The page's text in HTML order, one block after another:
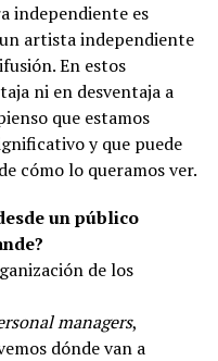
independiente es
artista independiente
En estos
ni en desventaja a
que estamos
y que puede
cómo lo queramos ver.
un público
de los
managers,
dónde van a